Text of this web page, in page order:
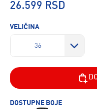
26.599 RSD
VELIČINA
36
DOSTUPNE BOJE